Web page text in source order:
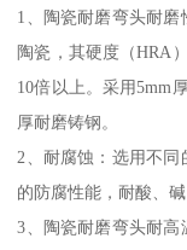
1、陶瓷耐磨弯头耐
陶瓷，其硬度（HRA
10倍以上。采用5mm
厚耐磨铸钢。
2、耐腐蚀：选用不
的防腐性能，耐酸、
3、陶瓷耐磨弯头耐高